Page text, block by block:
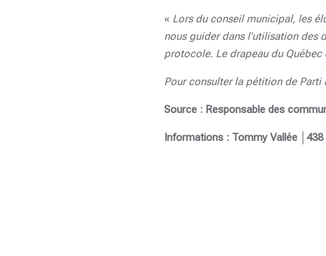
« Lors du conseil municipal, les
nous guider dans l’utilisation des
protocole. Le drapeau du
Pour consulter la pétition de Parti
Source : Responsable des
Informations : Tommy Vallée │438